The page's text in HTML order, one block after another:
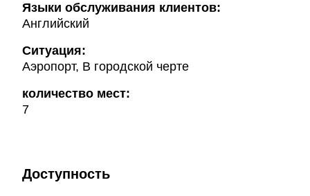
Языки обслуживания клиентов:
Английский
Ситуация:
Аэропорт, В городской черте
количество мест:
7
Доступность